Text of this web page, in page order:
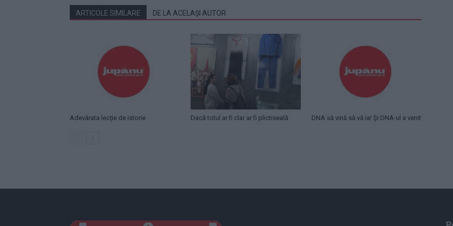
ARTICOLE SIMILARE DE LA ACELAȘI AUTOR
Adevărata lecție de istorie Dacă totul ar fi clar ar fi plictiseală DNA să vină să vă ia! Și DNA-ul a venit